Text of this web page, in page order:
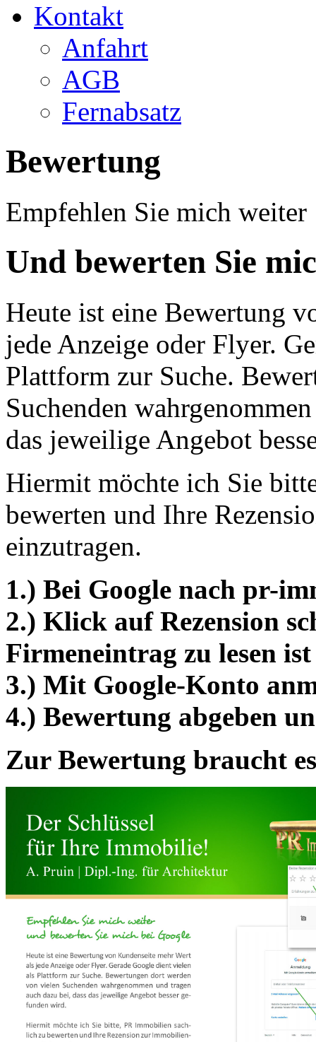
Kontakt
Anfahrt
AGB
Fernabsatz
Bewertung
Empfehlen Sie mich weiter
Und bewerten Sie
Heute ist eine Bewertung
jede Anzeige oder Flyer.
Plattform zur Suche.
Suchenden
das jeweilige Angebot
Hiermit möchte ich Sie
bewerten und Ihre
einzutragen.
1.) Bei Google nach pr-
2.) Klick auf Rezension
Firmeneintrag zu lesen
3.) Mit Google-Konto
4.) Bewertung abgeben
Zur Bewertung braucht